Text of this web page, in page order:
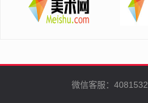
微信客服：4081532